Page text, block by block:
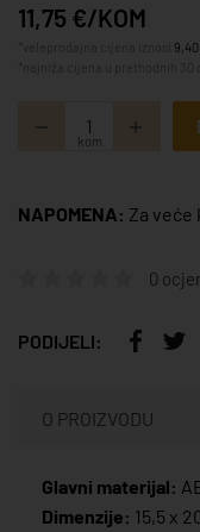
11,75 €/KOM
kom
NAPOMENA: Za
0
PODIJELI:
O PROIZVODU
Glavni materijal:
Dimenzije: 15,5 x